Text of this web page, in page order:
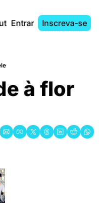
Entrar Inscreva-se
à flor